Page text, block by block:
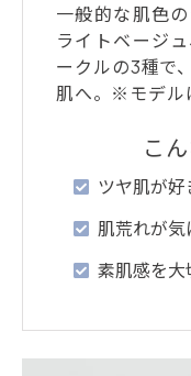
一般的な肌色
ライトベージ
ークルの3種で
肌へ。※モデル
こ
ツヤ肌が好
肌荒れが気
素肌感を大